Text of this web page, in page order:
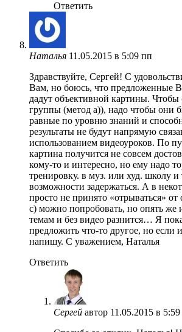
Ответить
Наталья 11.05.2015 в 5:09 пп
Здравствуйте, Сергей! С
Вам, но боюсь, что предложенные
дадут объективной картины. Чтобы
группы (метод а)), надо чтобы они
равные по уровню знаний и
результаты не будут напрямую
использованием видеоуроков. По
картина получится не совсем
кому-то и интересно, но ему надо
тренировку. в муз. или худ. школу
возможности задержаться. А в
просто не принято «отрываться»
с) можно попробовать, но опять же
темам и без видео разнится… Я
предложить что-то другое, но если
напишу. С уважением, Наталья
Ответить
Сергей автор 11.05.2015 в